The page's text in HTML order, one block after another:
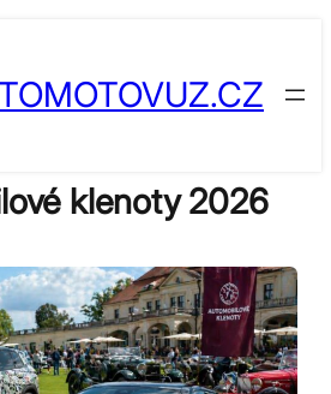
klenoty 2026